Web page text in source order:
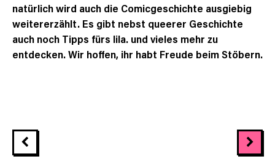
natürlich wird auch die Comicgeschichte ausgiebig
weitererzählt. Es gibt nebst queerer Geschichte
auch noch Tipps fürs lila. und vieles mehr zu
entdecken. Wir hoffen, ihr habt Freude beim Stöbern.